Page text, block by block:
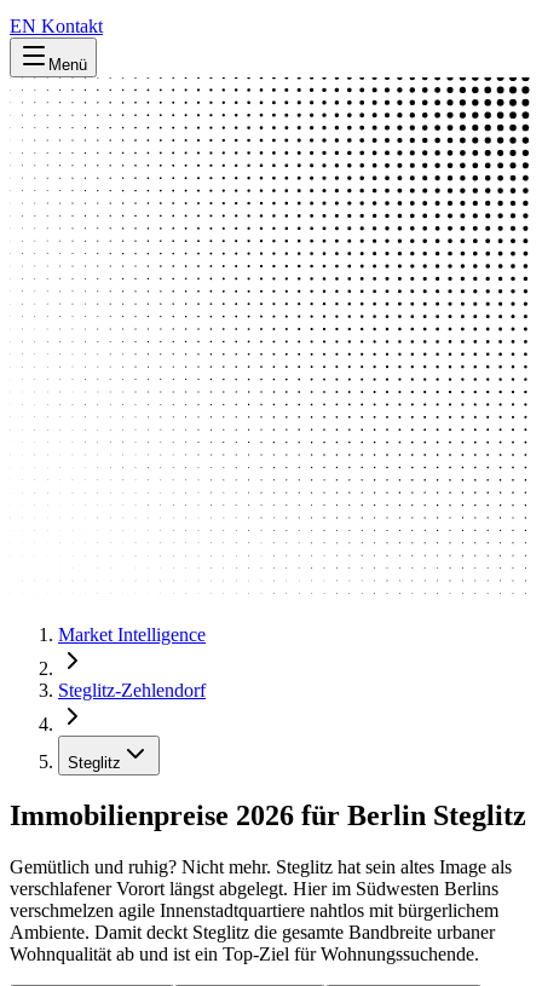
EN Kontakt
Menü
Market Intelligence
Steglitz-Zehlendorf
Steglitz
Immobilienpreise 2026 für Berlin Steglitz
Gemütlich und ruhig? Nicht mehr. Steglitz hat sein altes Image als
verschlafener Vorort längst abgelegt. Hier im Südwesten Berlins
verschmelzen agile Innenstadtquartiere nahtlos mit bürgerlichem
Ambiente. Damit deckt Steglitz die gesamte Bandbreite urbaner
Wohnqualität ab und ist ein Top-Ziel für Wohnungssuchende.